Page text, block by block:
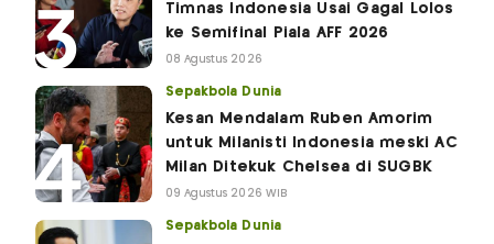
Timnas Indonesia Usai Gagal Lolos
ke Semifinal Piala AFF 2026
08 Agustus 2026
Sepakbola Dunia
Kesan Mendalam Ruben Amorim
untuk Milanisti Indonesia meski AC
Milan Ditekuk Chelsea di SUGBK
09 Agustus 2026 WIB
Sepakbola Dunia